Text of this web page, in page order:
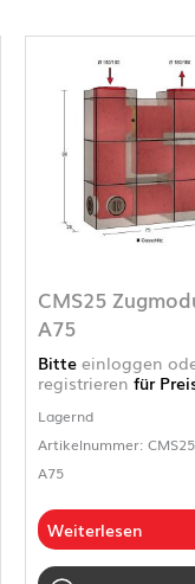
CMS25
A75
Bitte einloggen
registrieren für
Lagernd
Artikelnummer:
A75
Weiterlesen